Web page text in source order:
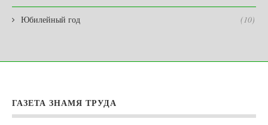
Юбилейный год (10)
ГАЗЕТА ЗНАМЯ ТРУДА